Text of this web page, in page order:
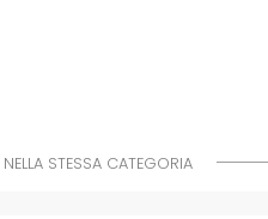
NELLA STESSA CATEGORIA